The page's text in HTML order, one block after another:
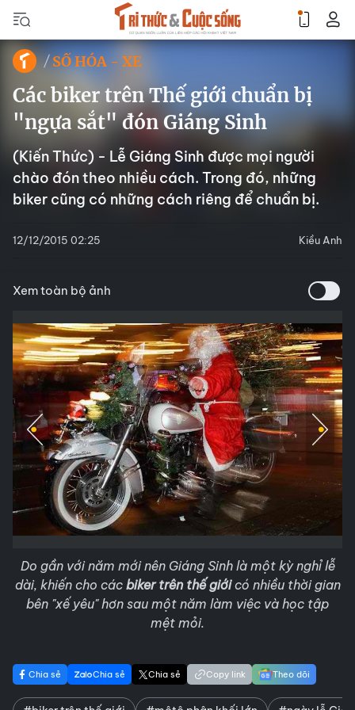
SỐ HÓA - XE
Các biker trên Thế giới chuẩn bị
"ngựa sắt" đón Giáng Sinh
(Kiến Thức) - Lễ Giáng Sinh được mọi người
chào đón theo nhiều cách. Trong đó, những
biker cũng có những cách riêng để chuẩn bị.
12/12/2015 02:25 Kiều Anh
Xem toàn bộ ảnh
Do gần với năm mới nên Giáng Sinh là một kỳ nghỉ lễ
dài, khiến cho các biker trên thế giớicó nhiều thời gian
bên "xế yêu" hơn sau một năm làm việc và học tập
mệt mỏi.
Chia sẻ Chia sẻ Chia sẻ Copy link Theo dõi